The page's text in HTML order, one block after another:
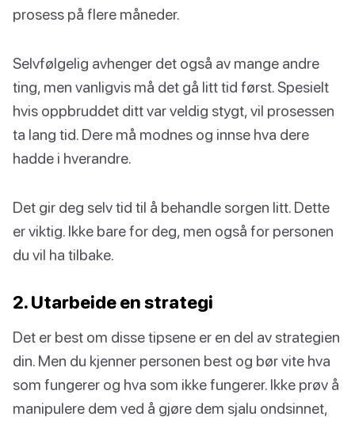
prosess på flere måneder.
Selvfølgelig avhenger det også av mange andre
ting, men vanligvis må det gå litt tid først. Spesielt
hvis oppbruddet ditt var veldig stygt, vil prosessen
ta lang tid. Dere må modnes og innse hva dere
hadde i hverandre.
Det gir deg selv tid til å behandle sorgen litt. Dette
er viktig. Ikke bare for deg, men også for personen
du vil ha tilbake.
2. Utarbeide en strategi
Det er best om disse tipsene er en del av strategien
din. Men du kjenner personen best og bør vite hva
som fungerer og hva som ikke fungerer. Ikke prøv å
manipulere dem ved å gjøre dem sjalu ondsinnet,